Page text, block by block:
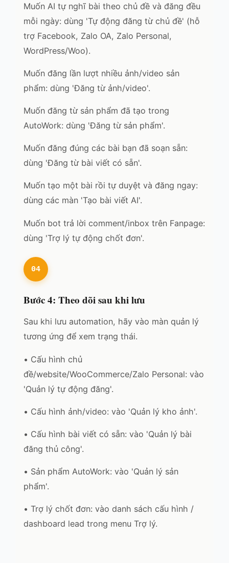
Muốn AI tự nghĩ bài theo chủ đề và đăng đều
mỗi ngày: dùng 'Tự động đăng từ chủ đề' (hỗ
trợ Facebook, Zalo OA, Zalo Personal,
WordPress/Woo).
Muốn đăng lần lượt nhiều ảnh/video sản
phẩm: dùng 'Đăng từ ảnh/video'.
Muốn đăng từ sản phẩm đã tạo trong
AutoWork: dùng 'Đăng từ sản phẩm'.
Muốn đăng đúng các bài bạn đã soạn sẵn:
dùng 'Đăng từ bài viết có sẵn'.
Muốn tạo một bài rồi tự duyệt và đăng ngay:
dùng các màn 'Tạo bài viết AI'.
Muốn bot trả lời comment/inbox trên Fanpage:
dùng 'Trợ lý tự động chốt đơn'.
04
Bước 4: Theo dõi sau khi lưu
Sau khi lưu automation, hãy vào màn quản lý
tương ứng để xem trạng thái.
• Cấu hình chủ
đề/website/WooCommerce/Zalo Personal: vào
'Quản lý tự động đăng'.
• Cấu hình ảnh/video: vào 'Quản lý kho ảnh'.
• Cấu hình bài viết có sẵn: vào 'Quản lý bài
đăng thủ công'.
• Sản phẩm AutoWork: vào 'Quản lý sản
phẩm'.
• Trợ lý chốt đơn: vào danh sách cấu hình /
dashboard lead trong menu Trợ lý.